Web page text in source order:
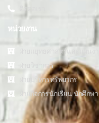
หน่วยงาน
ฝ่ายแยุทธศาสตร์และแผนงาน
ฝ่ายวิชาการ
ฝ่ายบริหารทรัพยากร
ฝ่ายกิจการนักเรียน นักศึกษา